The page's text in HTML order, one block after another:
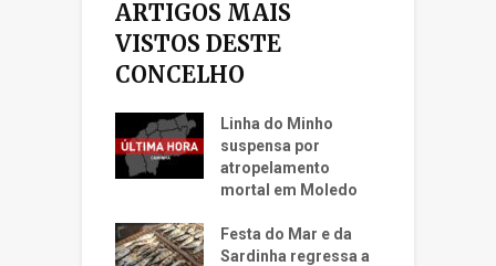
ARTIGOS MAIS
VISTOS DESTE
CONCELHO
Linha do Minho
suspensa por
atropelamento
mortal em Moledo
Festa do Mar e da
Sardinha regressa a